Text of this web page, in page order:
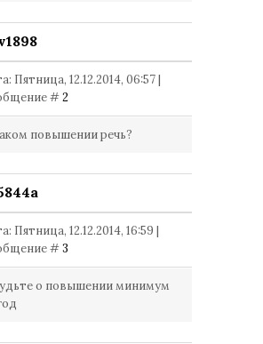
Пятница, 12.12.2014, 06:57 |
#2
повышении речь?
Пятница, 12.12.2014, 16:59 |
#3
о повышении минимум